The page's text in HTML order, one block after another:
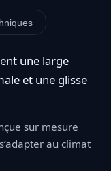
une large
et une glisse
sur mesure
au climat